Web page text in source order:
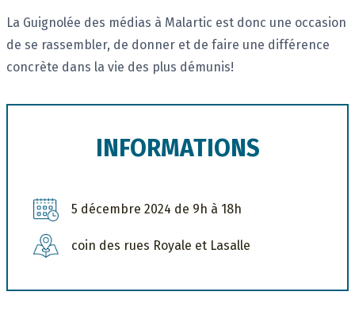
La Guignolée des médias à Malartic est donc une occasion
de se rassembler, de donner et de faire une différence
concrète dans la vie des plus démunis!
INFORMATIONS
5 décembre 2024 de 9h à 18h
coin des rues Royale et Lasalle